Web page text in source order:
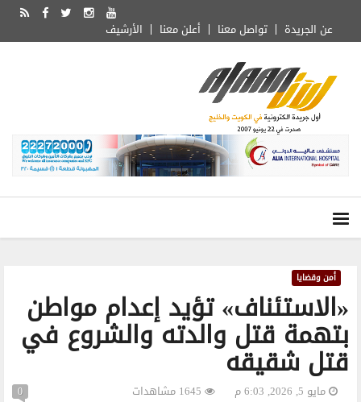
الأرشيف أعلن معنا تواصل معنا عن الجريدة
«الاستئناف» تؤيد إعدام مواطن
بتهمة قتل والدته والشروع في
قتل شقيقه
أمن وقضايا
مايو 5, 2026, 6:03 م 0